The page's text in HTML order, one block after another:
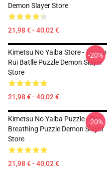
Demon Slayer Store
21,98 € - 40,02 €
Kimetsu No Yaiba Store - Tanjiro
Rui Batlle Puzzle Demon Slayer
Store
21,98 € - 40,02 €
-20%
Kimetsu No Yaiba Puzzle - Fire
Breathing Puzzle Demon Slayer
Store
21,98 € - 40,02 €
-20%